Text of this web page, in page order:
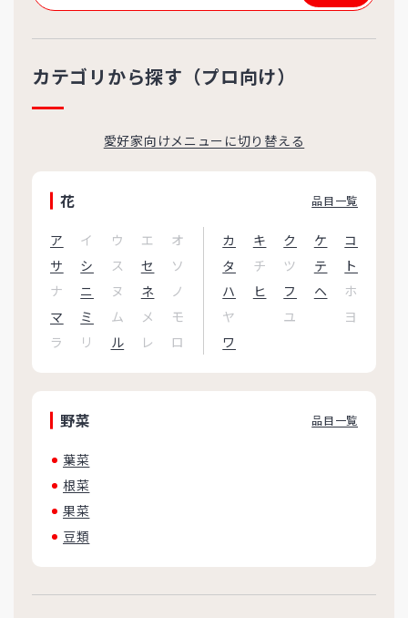
カテゴリから探す（プロ向け）
愛好家向けメニューに切り替える
花 品目一覧
ア イ ウ エ オ カ キ ク ケ
コ
サ
シ ス セ ソ タ チ ツ テ
ト
ナ
ニ ヌ ネ ノ ハ ヒ フ ヘ
ホ
マ
ミ ム メ モ ヤ ユ
ヨ
ラ
リ ル レ ロ ワ
野菜 品目一覧
葉菜
根菜
果菜
豆類